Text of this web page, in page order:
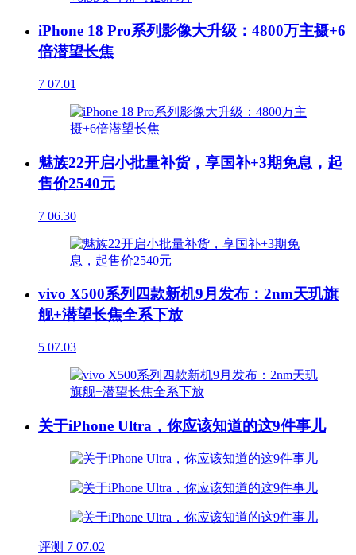
iPhone 18 Pro系列影像大升级：4800万主摄+6
倍潜望长焦
7 07.01
魅族22开启小批量补货，享国补+3期免息，起
售价2540元
7 06.30
vivo X500系列四款新机9月发布：2nm天玑旗
舰+潜望长焦全系下放
5 07.03
关于iPhone Ultra，你应该知道的这9件事儿
评测 7 07.02